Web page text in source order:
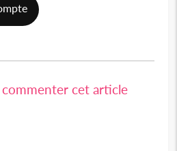
cet article